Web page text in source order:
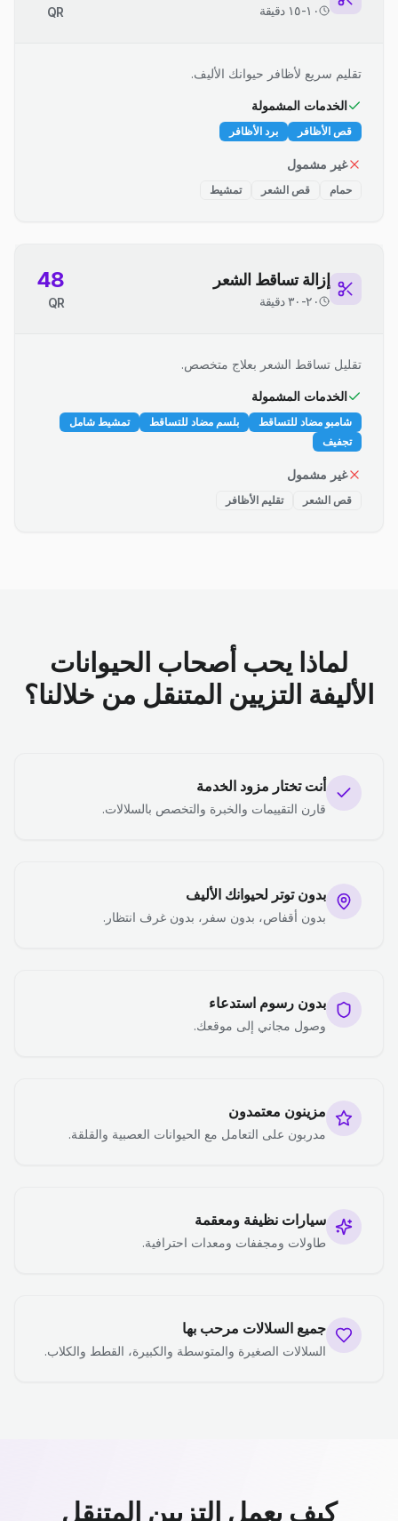
١٠-١٥ دقيقة QR
تقليم سريع لأظافر حيوانك الأليف.
الخدمات المشمولة
قص الأظافر برد الأظافر
غير مشمول
حمام قص الشعر تمشيط
إزالة تساقط الشعر
٢٠-٣٠ دقيقة
48
QR
تقليل تساقط الشعر بعلاج متخصص.
الخدمات المشمولة
شامبو مضاد للتساقط بلسم مضاد للتساقط
تمشيط شامل
تجفيف
غير مشمول
قص الشعر تقليم الأظافر
لماذا يحب أصحاب الحيوانات
الأليفة التزيين المتنقل من خلالنا؟
أنت تختار مزود الخدمة
قارن التقييمات والخبرة والتخصص بالسلالات.
بدون توتر لحيوانك الأليف
بدون أقفاص، بدون سفر، بدون غرف انتظار.
بدون رسوم استدعاء
وصول مجاني إلى موقعك.
مزينون معتمدون
مدربون على التعامل مع الحيوانات العصبية والقلقة.
سيارات نظيفة ومعقمة
طاولات ومجففات ومعدات احترافية.
جميع السلالات مرحب بها
السلالات الصغيرة والمتوسطة والكبيرة، القطط والكلاب.
كيف يعمل التزيين المتنقل